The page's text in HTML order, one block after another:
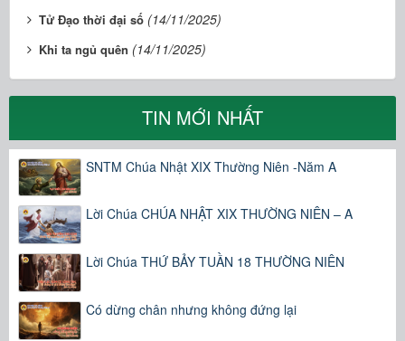
Tử Đạo thời đại số (14/11/2025)
Khi ta ngủ quên (14/11/2025)
TIN MỚI NHẤT
SNTM Chúa Nhật XIX Thường Niên -Năm A
Lời Chúa CHÚA NHẬT XIX THƯỜNG NIÊN – A
Lời Chúa THỨ BẢY TUẦN 18 THƯỜNG NIÊN
Có dừng chân nhưng không đứng lại